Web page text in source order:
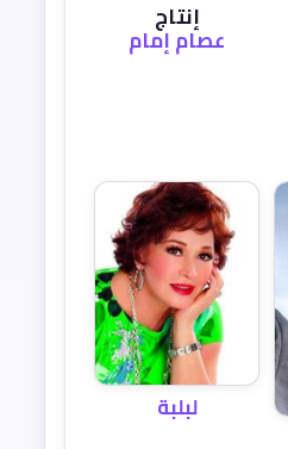
إنتاج
عصام إمام
لبلبة